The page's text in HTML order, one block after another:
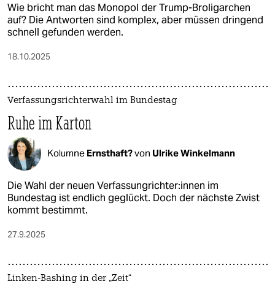
Wie bricht man das Monopol der Trump-Broligarchen
auf? Die Antworten sind komplex, aber müssen dringend
schnell gefunden werden.
18.10.2025
Verfassungsrichterwahl im Bundestag
Ruhe im Karton
Kolumne Ernsthaft?von Ulrike Winkelmann
Die Wahl der neuen Ver­fas­sung­rich­te­r:in­nen im
Bundestag ist endlich geglückt. Doch der nächste Zwist
kommt bestimmt.
27.9.2025
Linken-Bashing in der „Zeit“